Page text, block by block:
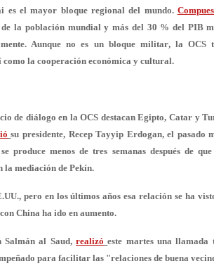
es elmayor bloque regional del mundo.
la población mundial y más del 30 % del PIB
Aunqueno es un bloque militar, la OCS
la cooperación económica y cultural.
de diálogo en la OCS destacanEgipto, Catar y
su presidente, Recep Tayyip Erdogan, el pasado
menos de tres semanas después de que
la mediación de Pekín.
, pero en los últimos años esa relación se ha
China ha ido en aumento.
Salmán al Saud,realizó este martes una
para facilitar las "relaciones de buena